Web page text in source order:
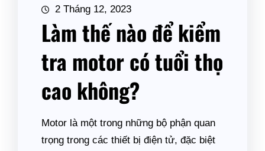
2 Tháng 12, 2023
Làm thế nào để kiểm
tra motor có tuổi thọ
cao không?
Motor là một trong những bộ phận quan
trọng trong các thiết bị điện tử, đặc biệt